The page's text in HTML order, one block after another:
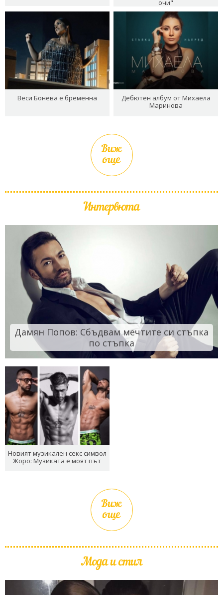
очи"
Веси Бонева е бременна
Дебютен албум от Михаела
Маринова
Виж
още
Интервюта
Дамян Попов: Сбъдвам мечтите си стъпка
по стъпка
Новият музикален секс символ
Жоро: Музиката е моят път
Виж
още
Мода и стил